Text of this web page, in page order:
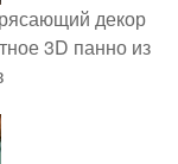
декор
3D панно из